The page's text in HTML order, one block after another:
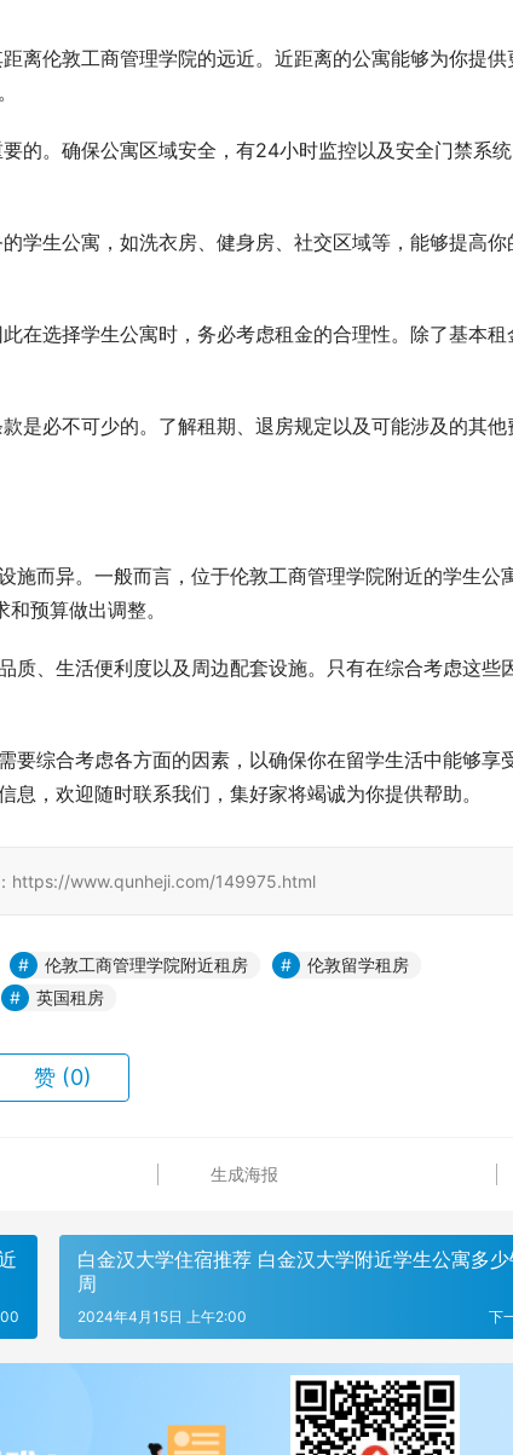
离伦敦工商管理学院的远近。近距离的公寓能够为你提供
的。确保公寓区域安全，有24小时监控以及安全门禁系统
学生公寓，如洗衣房、健身房、社交区域等，能够提高你
在选择学生公寓时，务必考虑租金的合理性。除了基本租
是必不可少的。了解租期、退房规定以及可能涉及的其他
而异。一般而言，位于伦敦工商管理学院附近的学生公
预算做出调整。
质、生活便利度以及周边配套设施。只有在综合考虑这些
要综合考虑各方面的因素，以确保你在留学生活中能够享
，欢迎随时联系我们，集好家将竭诚为你提供帮助。
https://www.qunheji.com/149975.html
伦敦工商管理学院附近租房
伦敦留学租房
英国租房
赞 (0)
生成海报
白金汉大学住宿推荐 白金汉大学附近学生公寓多少
周
下
2024年4月15日 上午2:00